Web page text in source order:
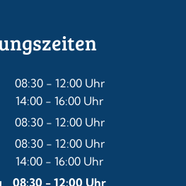
08:30- 12:00Uhr
Von 08:30 bis 12:00 Uhr
14:00 - 16:00 Uhr
Von 14:00 bis 16:00 Uhr
08:30- 12:00Uhr
Von 08:30 bis 12:00 Uhr
08:30- 12:00Uhr
Von 08:30 bis 12:00 Uhr
14:00 - 16:00 Uhr
Von 14:00 bis 16:00 Uhr
08:30 - 12:00 Uhr